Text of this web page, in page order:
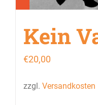
Kein
€20,00
zzgl. Versandkosten